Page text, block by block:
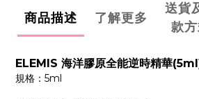
商品描述 了解更多
送貨
款
ELEMIS 海洋膠原全能逆時精華
規格：5ml